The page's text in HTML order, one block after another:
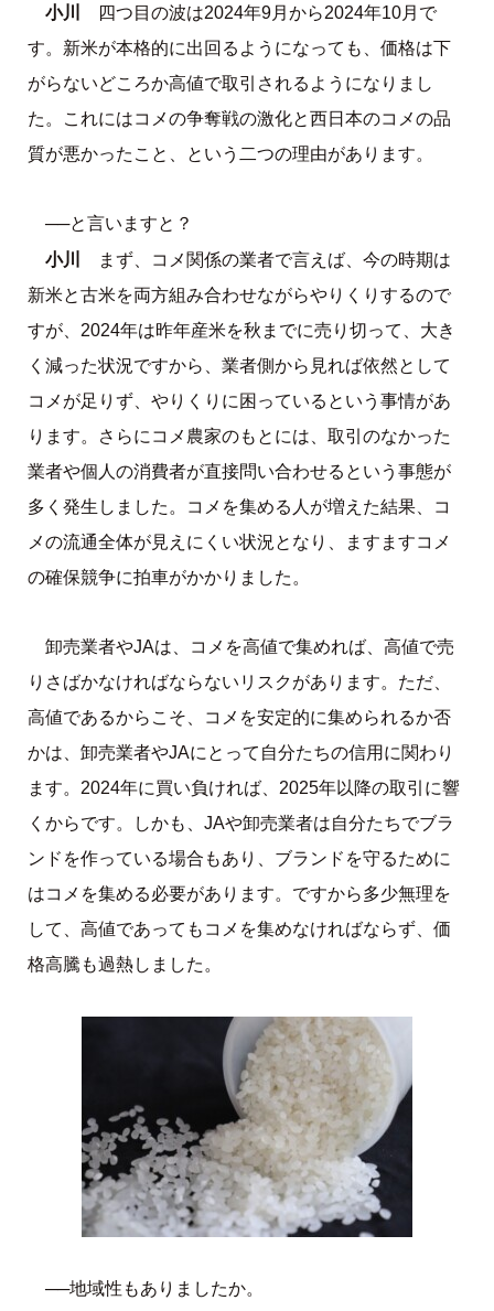
小川
四つ目の波は2024年9月から2024年10月で
す。新米が本格的に出回るようになっても、価格は下
がらないどころか高値で取引されるようになりまし
た。これにはコメの争奪戦の激化と西日本のコメの品
質が悪かったこと、という二つの理由があります。
──と言いますと？
小川
まず、コメ関係の業者で言えば、今の時期は
新米と古米を両方組み合わせながらやりくりするので
すが、2024年は昨年産米を秋までに売り切って、大き
く減った状況ですから、業者側から見れば依然として
コメが足りず、やりくりに困っているという事情があ
ります。さらにコメ農家のもとには、取引のなかった
業者や個人の消費者が直接問い合わせるという事態が
多く発生しました。コメを集める人が増えた結果、コ
メの流通全体が見えにくい状況となり、ますますコメ
の確保競争に拍車がかかりました。
卸売業者やJAは、コメを高値で集めれば、高値で売
りさばかなければならないリスクがあります。ただ、
高値であるからこそ、コメを安定的に集められるか否
かは、卸売業者やJAにとって自分たちの信用に関わり
ます。2024年に買い負ければ、2025年以降の取引に響
くからです。しかも、JAや卸売業者は自分たちでブラ
ンドを作っている場合もあり、ブランドを守るために
はコメを集める必要があります。ですから多少無理を
して、高値であってもコメを集めなければならず、価
格高騰も過熱しました。
──地域性もありましたか。